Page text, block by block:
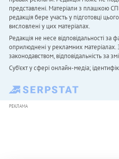
представлені. Матеріали з плашкою
редакція бере участь у підготовці
висловлені у цих матеріалах.
Редакція не несе відповідальності за
оприлюднені у рекламних матеріалах.
законодавством, відповідальність за
Cуб'єкт у сфері онлайн-медіа;
РЕКЛАМА